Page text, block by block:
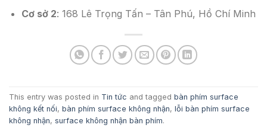
Cơ sở 2: 168 Lê Trọng Tấn – Tân Phú, Hồ Chí Minh
This entry was posted in Tin tức and tagged bàn phím surface
không kết nối, bàn phím surface không nhận, lỗi bàn phím surface
không nhận, surface không nhận bàn phím.